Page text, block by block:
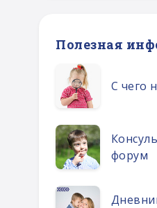
Полезная
С чего
форум